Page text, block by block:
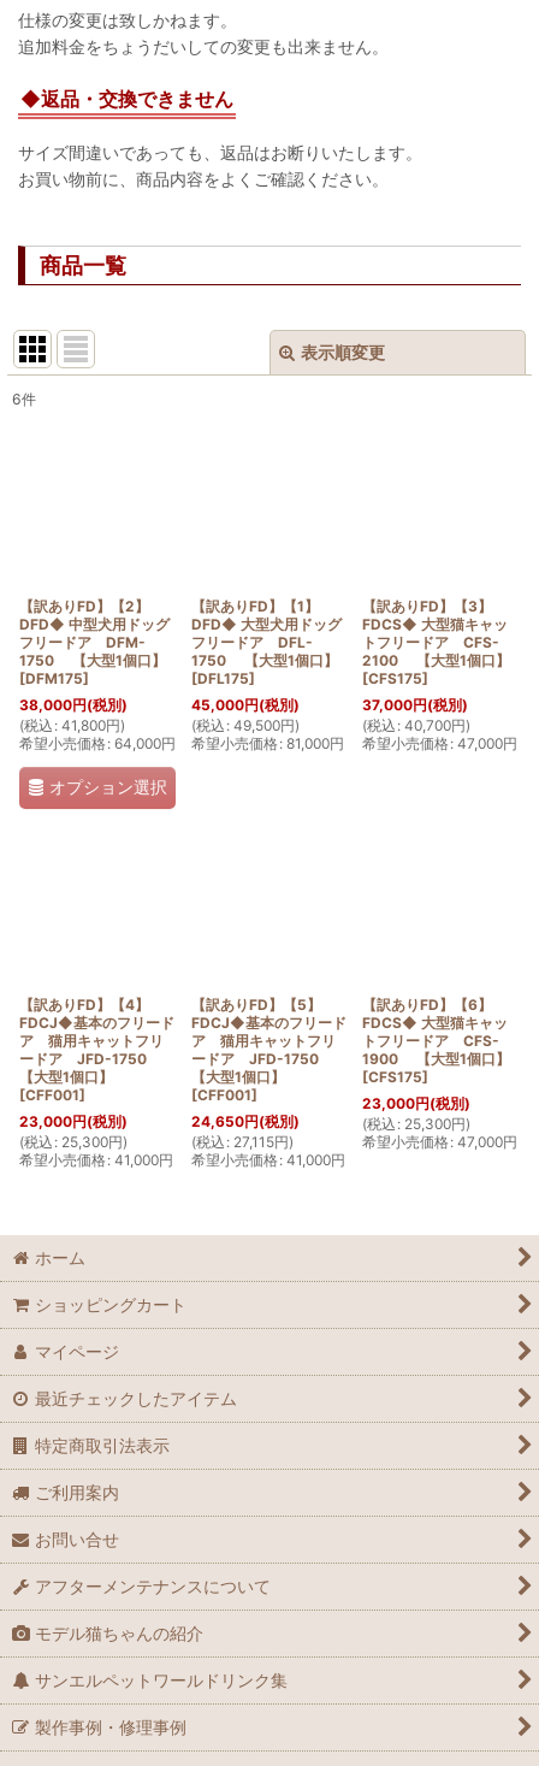
仕様の変更は致しかねます。
追加料金をちょうだいしての変更も出来ません。
◆返品・交換できません
サイズ間違いであっても、返品はお断りいたします。
お買い物前に、商品内容をよくご確認ください。
商品一覧
表示順変更
6件
【訳ありFD】【2】
DFD◆ 中型犬用ドッグ
フリードア DFM-
1750 【大型1個口】
[DFM175]
38,000円(税別)
(税込 : 41,800円)
希望小売価格: 64,000円
オプション選択
【訳ありFD】【1】
DFD◆ 大型犬用ドッグ
フリードア DFL-
1750 【大型1個口】
[DFL175]
45,000円(税別)
(税込 : 49,500円)
希望小売価格: 81,000円
【訳ありFD】【3】
FDCS◆ 大型猫キャッ
トフリードア CFS-
2100 【大型1個口】
[CFS175]
37,000円(税別)
(税込 : 40,700円)
希望小売価格: 47,000円
【訳ありFD】【4】
FDCJ◆基本のフリード
ア 猫用キャットフリ
ードア JFD-1750
【大型1個口】
[CFF001]
23,000円(税別)
(税込 : 25,300円)
希望小売価格: 41,000円
【訳ありFD】【5】
FDCJ◆基本のフリード
ア 猫用キャットフリ
ードア JFD-1750
【大型1個口】
[CFF001]
24,650円(税別)
(税込 : 27,115円)
希望小売価格: 41,000円
【訳ありFD】【6】
FDCS◆ 大型猫キャッ
トフリードア CFS-
1900 【大型1個口】
[CFS175]
23,000円(税別)
(税込 : 25,300円)
希望小売価格: 47,000円
ホーム
ショッピングカート
マイページ
最近チェックしたアイテム
特定商取引法表示
ご利用案内
お問い合せ
アフターメンテナンスについて
モデル猫ちゃんの紹介
サンエルペットワールドリンク集
製作事例・修理事例